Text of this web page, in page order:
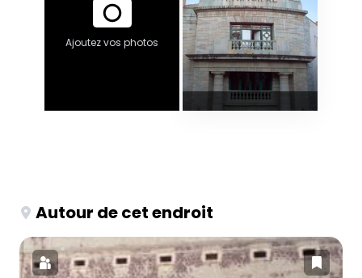
Ajoutez vos photos
Autour de cet endroit